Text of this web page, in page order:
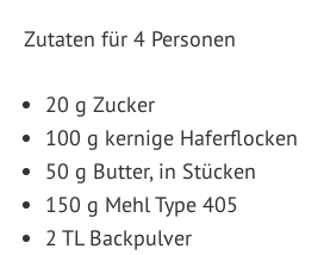
Zutaten für 4 Personen
20 g Zucker
100 g kernige Haferflocken
50 g Butter, in Stücken
150 g Mehl Type 405
2 TL Backpulver